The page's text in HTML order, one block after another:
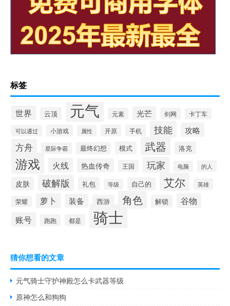
标签
世界 云顶 元气 元素 光芒 剑网 卡丁车
可以通过 小游戏 属性 开原 手机 技能 攻略
方舟 星际争霸 最终幻想 模式 武器 洛克
游戏 火线 热血传奇 王国 玩家 电脑 的人
皮肤 破解版 礼包 等级 自己的 艾尔 英雄
荣耀 萝卜 装备 西游 角色 解锁 谷物
账号 跑跑 都是 骑士
猜你想看的文章
元气骑士守护神殿怎么卡武器等级
原神怎么和狗狗